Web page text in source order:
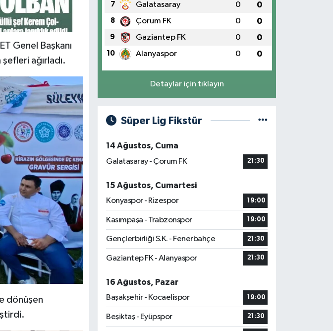
Genel Başkanı
ağırladı.
dönüşen
7 Galatasaray 0 0
8 Çorum FK 0 0
9 Gaziantep FK 0 0
10 Alanyaspor 0 0
Detaylar için tıklayın
Süper Lig Fikstür
14 Ağustos, Cuma
Galatasaray - Çorum FK
21:30
15 Ağustos, Cumartesi
Konyaspor - Rizespor
19:00
Kasımpaşa - Trabzonspor 19:00
Gençlerbirliği S.K. - Fenerbahçe 21:30
Gaziantep FK - Alanyaspor 21:30
16 Ağustos, Pazar
Başakşehir - Kocaelispor
19:00
Beşiktaş - Eyüpspor 21:30